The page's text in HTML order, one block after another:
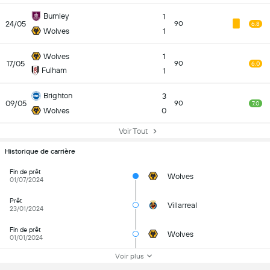
24/05
Burnley
Wolves
1
1
90 6.8
17/05
Wolves
Fulham
1
1
90 6.0
09/05
Brighton
Wolves
3
0
90 7.0
Voir Tout
Historique de carrière
Fin de prêt
01/07/2024
Wolves
Prêt
23/01/2024
Villarreal
Fin de prêt
01/01/2024
Wolves
Voir plus